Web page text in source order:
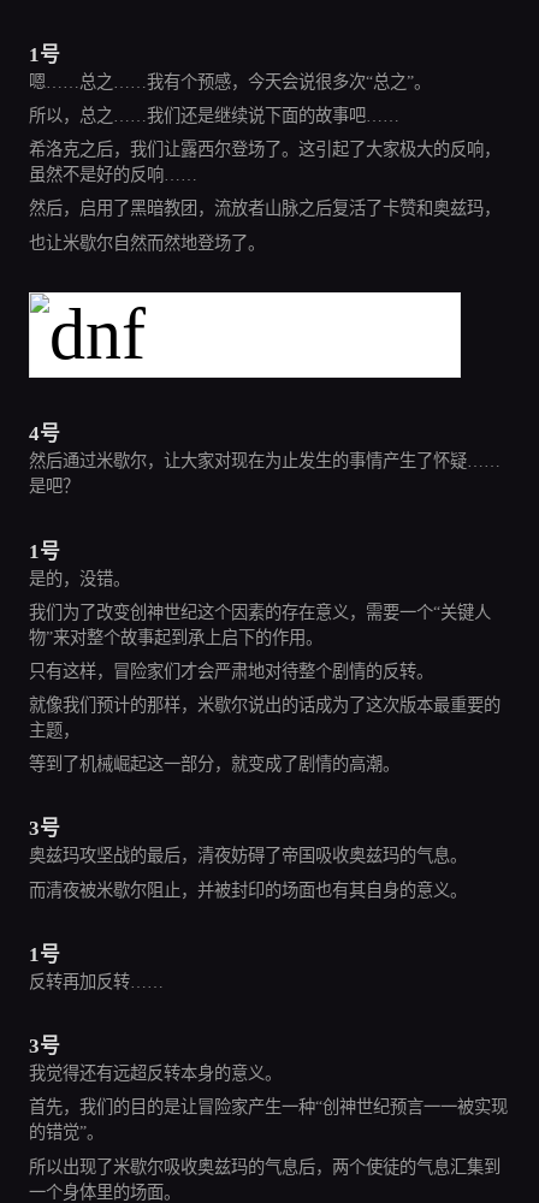
1号
嗯……总之……我有个预感，今天会说很多次“总之”。
所以，总之……我们还是继续说下面的故事吧……
希洛克之后，我们让露西尔登场了。这引起了大家极大的反响，
虽然不是好的反响……
然后，启用了黑暗教团，流放者山脉之后复活了卡赞和奥兹玛，
也让米歇尔自然而然地登场了。
4号
然后通过米歇尔，让大家对现在为止发生的事情产生了怀疑……
是吧？
1号
是的，没错。
我们为了改变创神世纪这个因素的存在意义，需要一个“关键人
物”来对整个故事起到承上启下的作用。
只有这样，冒险家们才会严肃地对待整个剧情的反转。
就像我们预计的那样，米歇尔说出的话成为了这次版本最重要的
主题，
等到了机械崛起这一部分，就变成了剧情的高潮。
3号
奥兹玛攻坚战的最后，清夜妨碍了帝国吸收奥兹玛的气息。
而清夜被米歇尔阻止，并被封印的场面也有其自身的意义。
1号
反转再加反转……
3号
我觉得还有远超反转本身的意义。
首先，我们的目的是让冒险家产生一种“创神世纪预言一一被实现
的错觉”。
所以出现了米歇尔吸收奥兹玛的气息后，两个使徒的气息汇集到
一个身体里的场面。